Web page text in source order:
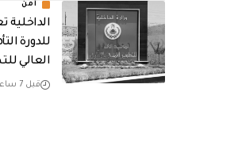
أمن
الداخلية
العالي
قبل 7 ساعات